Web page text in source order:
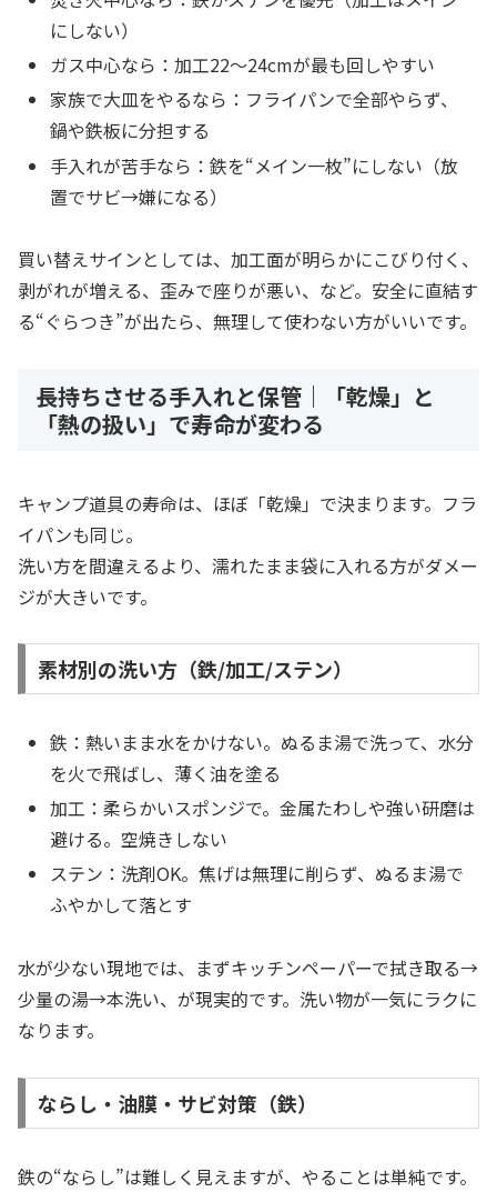
にしない）
ガス中心なら：加工22〜24cmが最も回しやすい
家族で大皿をやるなら：フライパンで全部やらず、
鍋や鉄板に分担する
手入れが苦手なら：鉄を“メイン一枚”にしない（放
置でサビ→嫌になる）
買い替えサインとしては、加工面が明らかにこびり付く、
剥がれが増える、歪みで座りが悪い、など。安全に直結す
る“ぐらつき”が出たら、無理して使わない方がいいです。
長持ちさせる手入れと保管｜「乾燥」と
「熱の扱い」で寿命が変わる
キャンプ道具の寿命は、ほぼ「乾燥」で決まります。フラ
イパンも同じ。
洗い方を間違えるより、濡れたまま袋に入れる方がダメー
ジが大きいです。
素材別の洗い方（鉄/加工/ステン）
鉄：熱いまま水をかけない。ぬるま湯で洗って、水分
を火で飛ばし、薄く油を塗る
加工：柔らかいスポンジで。金属たわしや強い研磨は
避ける。空焼きしない
ステン：洗剤OK。焦げは無理に削らず、ぬるま湯で
ふやかして落とす
水が少ない現地では、まずキッチンペーパーで拭き取る→
少量の湯→本洗い、が現実的です。洗い物が一気にラクに
なります。
ならし・油膜・サビ対策（鉄）
鉄の“ならし”は難しく見えますが、やることは単純です。